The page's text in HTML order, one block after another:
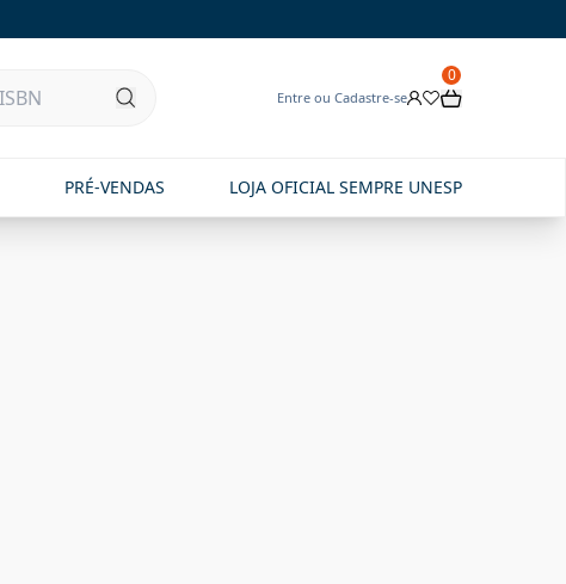
Entre ou Cadastre-se
0
PRÉ-VENDAS LOJA OFICIAL SEMPRE UNESP